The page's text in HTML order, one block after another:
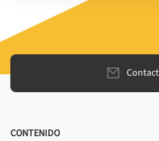
CONTENIDO